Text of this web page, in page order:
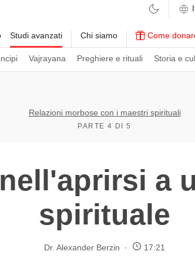
Studi avanzati
Vajrayana Preghiere e rituali Storia e
Chi siamo Come
Relazioni morbose con i maestri spirituali
PARTE 4 DI 5
a
spirituale
Dr. Alexander Berzin 17:21